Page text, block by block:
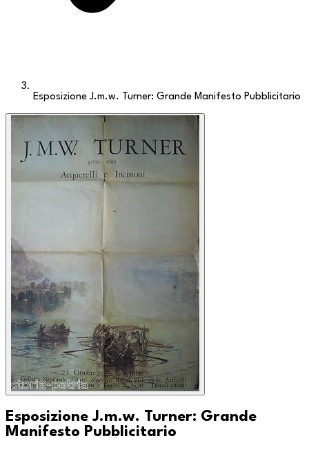
Esposizione J.m.w. Turner: Grande Manifesto Pubblicitario
Esposizione J.m.w. Turner: Grande
Manifesto Pubblicitario